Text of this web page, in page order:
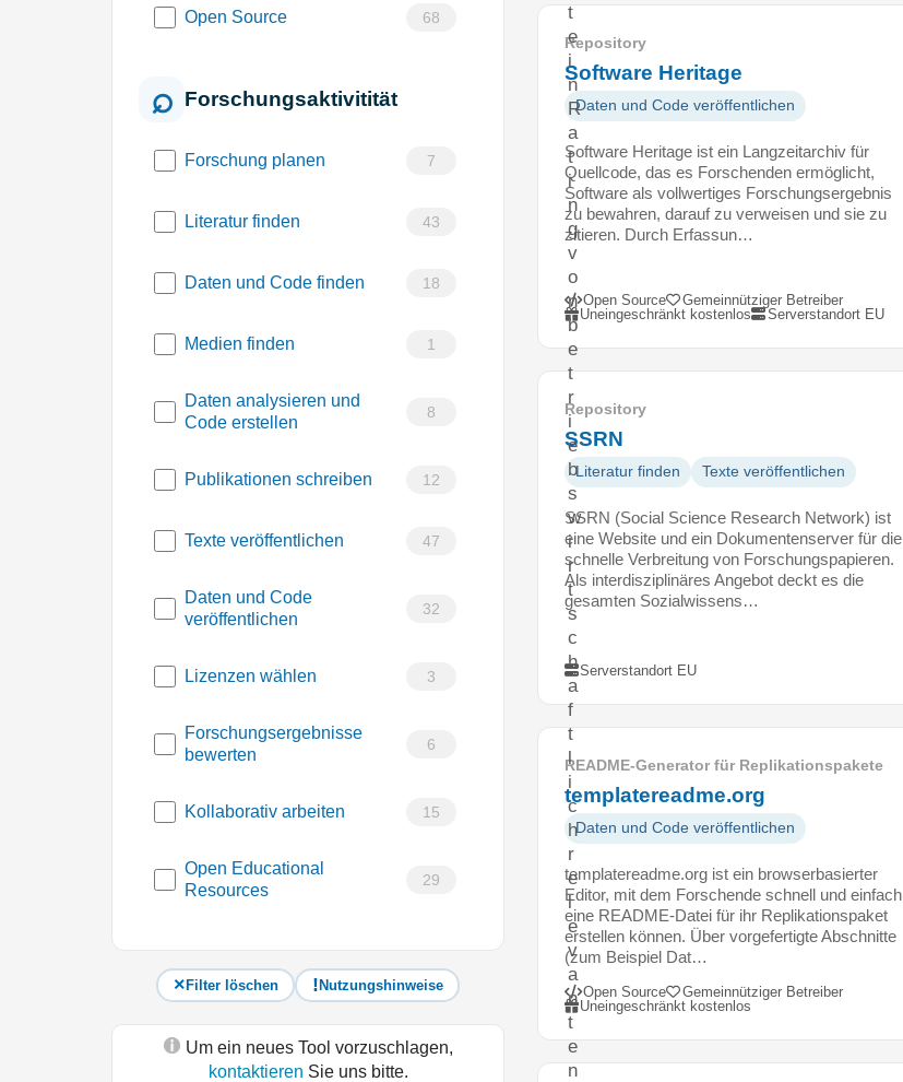
Open Source 68
Forschungsaktivitität
Forschung planen 7
Literatur finden 43
Daten und Code finden 18
Medien finden 1
Daten analysieren und
Code erstellen
8
Publikationen schreiben 12
Texte veröffentlichen 47
Daten und Code
veröffentlichen
32
Lizenzen wählen 3
Forschungsergebnisse
bewerten
6
Kollaborativ arbeiten 15
Open Educational
Resources
29
Filter löschen Nutzungshinweise
Um ein neues Tool vorzuschlagen,
kontaktieren Sie uns bitte.
t
e
i
n
R
a
t
i
n
g
v
o
n
b
e
t
r
i
e
b
s
w
i
r
t
s
c
h
a
f
t
l
i
c
h
r
e
l
e
v
a
n
t
e
n
Repository
Software Heritage
Daten und Code veröffentlichen
Software Heritage ist ein Langzeitarchiv für
Quellcode, das es Forschenden ermöglicht,
Software als vollwertiges Forschungsergebnis
zu bewahren, darauf zu verweisen und sie zu
zitieren. Durch Erfassun…
Open Source
Gemeinnütziger Betreiber
Uneingeschränkt kostenlos
Serverstandort EU
Repository
SSRN
Literatur finden Texte veröffentlichen
SSRN (Social Science Research Network) ist
eine Website und ein Dokumentenserver für die
schnelle Verbreitung von Forschungspapieren.
Als interdisziplinäres Angebot deckt es die
gesamten Sozialwissens…
Serverstandort EU
README-Generator für Replikationspakete
templatereadme.org
Daten und Code veröffentlichen
templatereadme.org ist ein browserbasierter
Editor, mit dem Forschende schnell und einfach
eine README-Datei für ihr Replikationspaket
erstellen können. Über vorgefertigte Abschnitte
(zum Beispiel Dat…
Open Source
Gemeinnütziger Betreiber
Uneingeschränkt kostenlos